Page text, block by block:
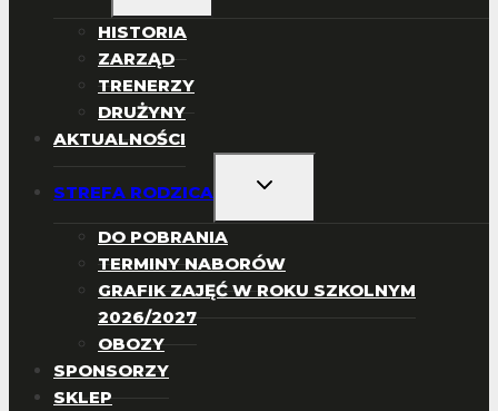
PODRZĘDNE
HISTORIA
ZARZĄD
TRENERZY
DRUŻYNY
AKTUALNOŚCI
STREFA RODZICA
PRZEŁĄCZ
PODRZĘDNE
DO POBRANIA
TERMINY NABORÓW
GRAFIK ZAJĘĆ W ROKU SZKOLNYM
2026/2027
OBOZY
SPONSORZY
SKLEP